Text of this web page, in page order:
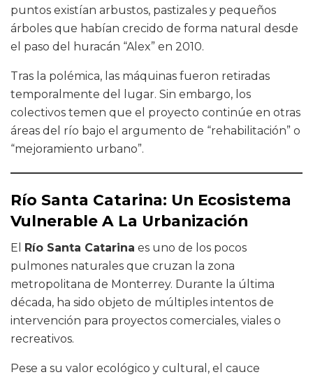
puntos existían arbustos, pastizales y pequeños
árboles que habían crecido de forma natural desde
el paso del huracán “Alex” en 2010.
Tras la polémica, las máquinas fueron retiradas
temporalmente del lugar. Sin embargo, los
colectivos temen que el proyecto continúe en otras
áreas del río bajo el argumento de “rehabilitación” o
“mejoramiento urbano”.
Río Santa Catarina: Un Ecosistema
Vulnerable A La Urbanización
El Río Santa Catarina es uno de los pocos
pulmones naturales que cruzan la zona
metropolitana de Monterrey. Durante la última
década, ha sido objeto de múltiples intentos de
intervención para proyectos comerciales, viales o
recreativos.
Pese a su valor ecológico y cultural, el cauce